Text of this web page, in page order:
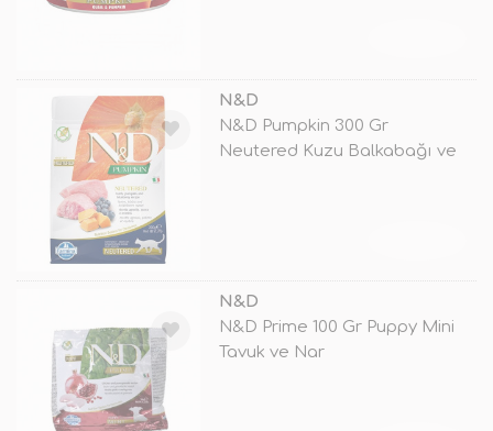
N&D
N&D Pumpkin 300 Gr
Neutered Kuzu Balkabağı ve
N&D
N&D Prime 100 Gr Puppy Mini
Tavuk ve Nar